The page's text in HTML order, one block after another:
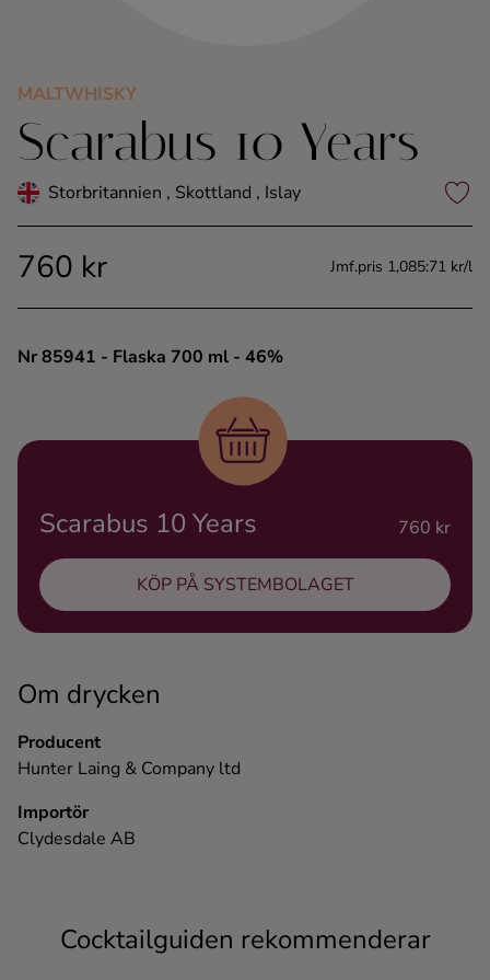
Konjak
Likör
Shots
Ingredienser
MALTWHISKY
Scarabus 10 Years
Storbritannien , Skottland , Islay
760 kr Jmf.pris 1,085:71 kr/l
Nr 85941 - Flaska 700 ml - 46%
Om drycken
Producent
Hunter Laing & Company ltd
Importör
Clydesdale AB
Scarabus 10 Years 760 kr
KÖP PÅ SYSTEMBOLAGET
Cocktailguiden rekommenderar